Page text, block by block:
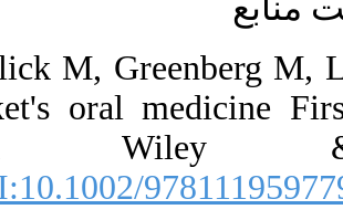
1. Glick M,
Burket's
John
[